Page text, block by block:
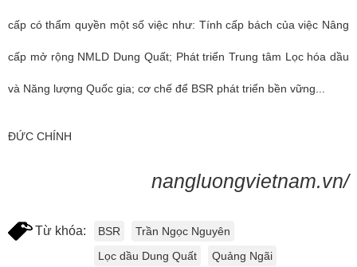
cấp có thẩm quyền một số việc như: Tính cấp bách của việc Nâng
cấp mở rộng NMLD Dung Quất; Phát triển Trung tâm Lọc hóa dầu
và Năng lượng Quốc gia; cơ chế để BSR phát triển bền vững...
ĐỨC CHÍNH
nangluongvietnam.vn/
Từ khóa: BSR
Trần Ngọc Nguyên
Lọc dầu Dung Quất
Quảng Ngãi